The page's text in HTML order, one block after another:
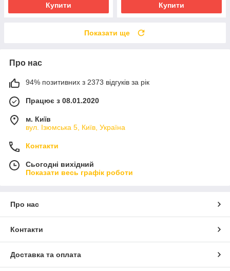
Купити Купити
Показати ще
Про нас
94% позитивних з 2373 відгуків за рік
Працює з 08.01.2020
м. Київ
вул. Ізюмська 5, Київ, Україна
Контакти
Сьогодні вихідний
Показати весь графік роботи
Про нас
Контакти
Доставка та оплата